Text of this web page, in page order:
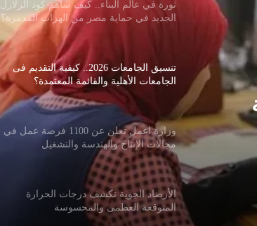
ثورة في عالم البناء.. كيف ساهم كود الزلازل
الجديد في حماية مصر من الهزات المدمرة؟
تنسيق الجامعات 2026.. كيفية التقديم فى
الجامعات الأهلية والقائمة المعتمدة؟
وزارة اعمل تعلن عن 1100 فرصة عمل في
مجالات الإنتاج والهندسة والتشغيل
الأرصاد الجوية تكشف درجات الحرارة
المتوقعة العظمى والمحسوسة